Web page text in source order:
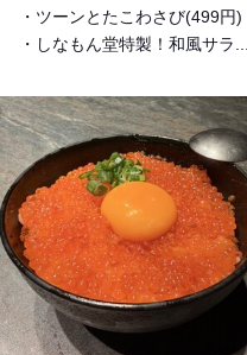
・ツーンとたこわさび(499円)
・しなもん堂特製！和風サラ...